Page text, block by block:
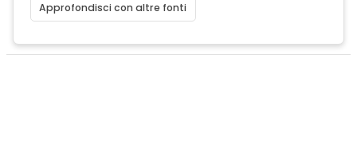
Approfondisci con altre fonti